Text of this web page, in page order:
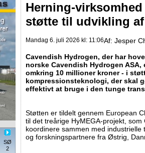
SØ
2
Herning-
støtte til udvikling
Mandag 6. juli 2026 kl: 11:06Af: Jesper
Cavendish Hydrogen, der har
norske Cavendish Hydrogen
omkring 10 millioner kroner - i
kompressionsteknologi, der skal
effektivt at bruge i den tunge
Støtten er tildelt gennem European
til det treårige HyMEGA-projekt,
koordinere sammen med
og forskningspartnere fra Østrig,